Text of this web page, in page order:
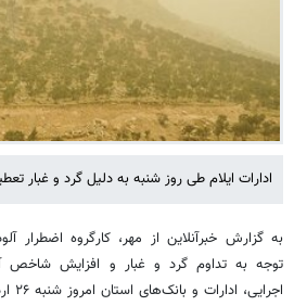
ادارات ایلام طی روز شنبه به دلیل گرد و غبار
به گزارش خبرآنلاین از مهر، کارگروه اضطرار
توجه به تداوم گرد و غبار و افزایش شاخص
اجرایی، ادارات و بانک‌های استان امروز شنبه ۲۶ اردیبهشت‌ماه تعطیل هستند.